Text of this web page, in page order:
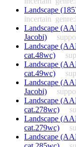
Landscape
incertain
Landscape
Jacobi)
Landscape
cat.48wc)
Landscape
cat.49wc)
Landscape
Jacobi)
Landscape
cat.278wc)
Landscape
cat.279wc)
Landscape